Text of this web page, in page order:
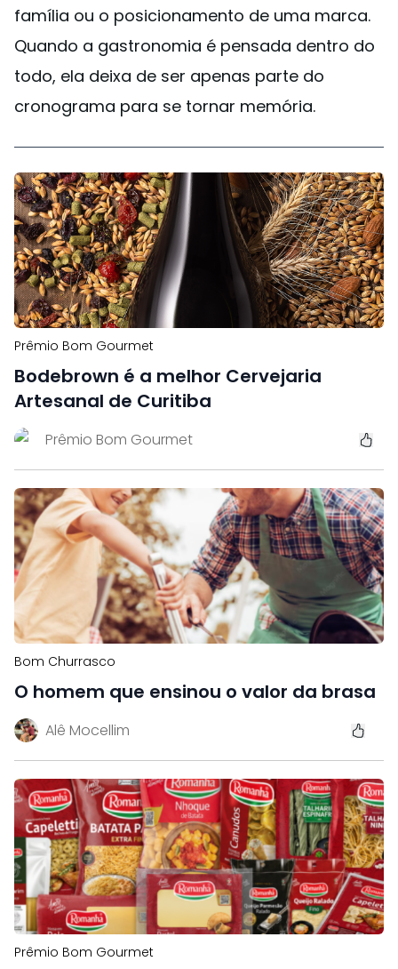
família ou o posicionamento de uma marca.
Quando a gastronomia é pensada dentro do
todo, ela deixa de ser apenas parte do
cronograma para se tornar memória.
Prêmio Bom Gourmet
Bodebrown é a melhor Cervejaria
Artesanal de Curitiba
Prêmio Bom Gourmet
Bom Churrasco
O homem que ensinou o valor da brasa
Alê Mocellim
Prêmio Bom Gourmet